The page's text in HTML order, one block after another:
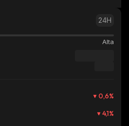
24H
Alta
0,6%
4,1%